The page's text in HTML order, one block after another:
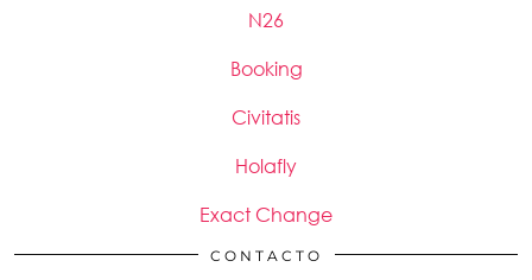
N26
Booking
Civitatis
Holafly
Exact Change
CONTACTO